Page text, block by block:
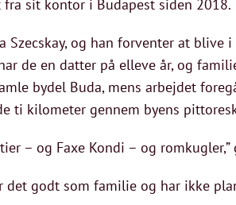
sit kontor i Budapest siden 2018.
og han forventer at blive
de en datter på elleve år, og
bydel Buda, mens arbejdet
ti kilometer gennem byens
– og Faxe Kondi – og romkugler,”
godt som familie og har ikke